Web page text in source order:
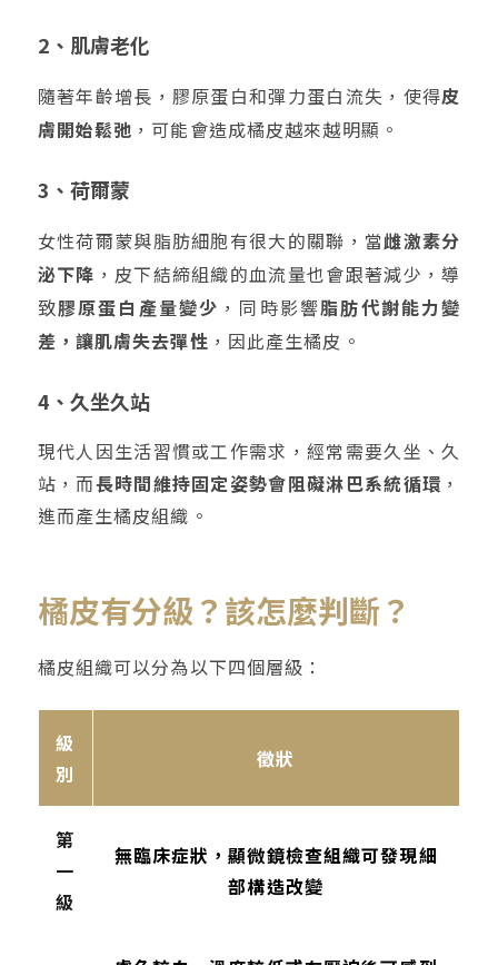
2、肌膚老化
隨著年齡增長，膠原蛋白和彈力蛋白流失，使得皮
膚開始鬆弛 ，可能會造成橘皮越來越明顯。
3、荷爾蒙
女性荷爾蒙與脂肪細胞有很大的關聯，當雌激素分
泌下降 ，皮下結締組織的血流量也會跟著減少，導
致膠原蛋白產量變少 ，同時影響脂肪代謝能力變
差，讓肌膚失去彈性 ，因此產生橘皮。
4、久坐久站
現代人因生活習慣或工作需求，經常需要久坐、久
站，而長時間維持固定姿勢會阻礙淋巴系統循環 ，
進而產生橘皮組織。
橘皮有分級？該怎麼判斷？
橘皮組織可以分為以下四個層級：
級
別
徵狀
第
一
級
無臨床症狀，顯微鏡檢查組織可發現細
部構造改變